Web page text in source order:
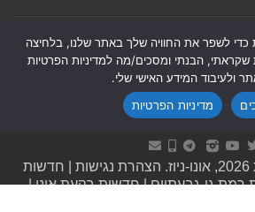
הצהרת נגישות
חדשות
רמת גן-גבעתיים|חדשות בקעת אונו|
כדי לשפר את החוויה שלך באתר שלנו, בלחיצה
הבנתי ומסכים/מה למדיניות הפרטיות
ולעיבוד המידע האישי שלי.
מדיניות הפרטיות